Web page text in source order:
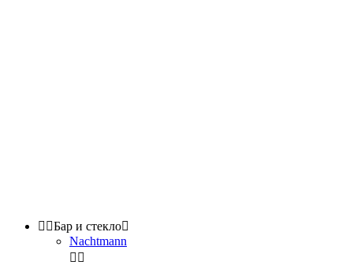
 Бар и стекло
Nachtmann
 